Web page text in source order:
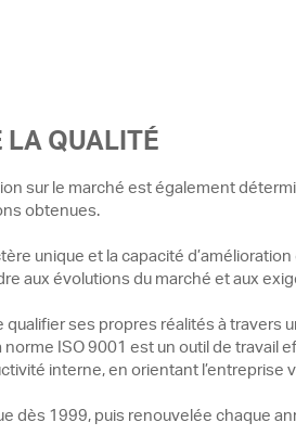
LA QUALITÉ
sur le marché est également
obtenues.
unique et la capacité
aux évolutions du marché et aux
qualifier ses propres réalités à travers
ISO 9001 est un outil de travail
interne, en orientant l’entreprise
dès 1999, puis renouvelée chaque